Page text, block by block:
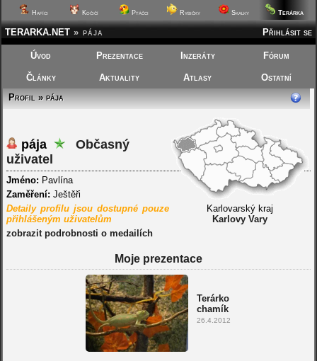
Hafíci Kočičí Ptáčci Rybičky Skalky Terárka
Přihlásit se
TERARKA.NET » pája
Úvod Prezentace Inzeráty Fórum
Články Aktuality Atlasy
Ostatní
Profil » pája
Karlovarský kraj
Karlovy Vary
pája
Občasný
uživatel
Jméno: Pavlína
Zaměření: Ještěři
Detaily profilu jsou dostupné pouze
přihlášeným uživatelům
zobrazit podrobnosti o medailích
Moje prezentace
Terárko
chamík
26.4.2012